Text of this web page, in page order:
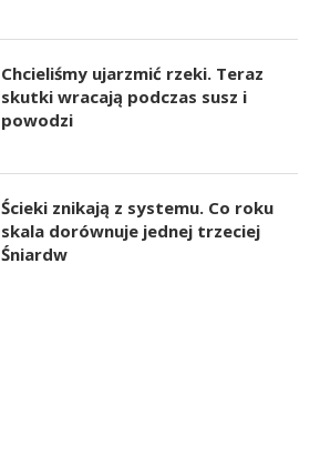
Chcieliśmy ujarzmić rzeki. Teraz
skutki wracają podczas susz i
powodzi
Ścieki znikają z systemu. Co roku
skala dorównuje jednej trzeciej
Śniardw